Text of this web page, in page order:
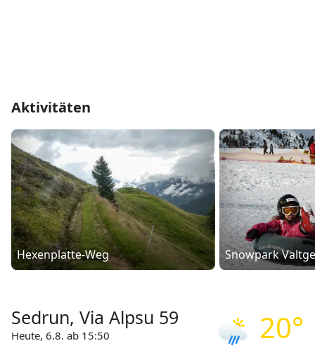
Aktivitäten
Hexenplatte-Weg Snowpark
20°
Sedrun, Via Alpsu 59
Heute, 6.8. ab 15:50